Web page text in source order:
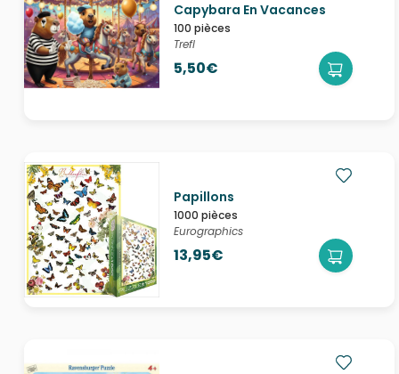
Capybara En Vacances
100 pièces
Trefl
5,50€
Papillons
1000 pièces
Eurographics
13,95€